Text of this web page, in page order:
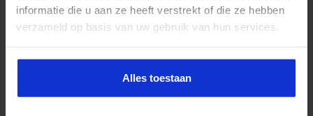
informatie die u aan ze heeft verstrekt of die ze hebben
verzameld op basis van uw gebruik van hun services.
Alles toestaan
Lees verder »
David van Hooff (Commissie BBV):
‘Controller moet meer de organisatie in’
sbo 7 juni 2021 Finance en Control